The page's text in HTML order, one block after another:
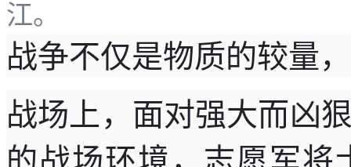
江。
战争不仅是物质的较量
战场上，面对强大而凶
的战场环境，志愿军